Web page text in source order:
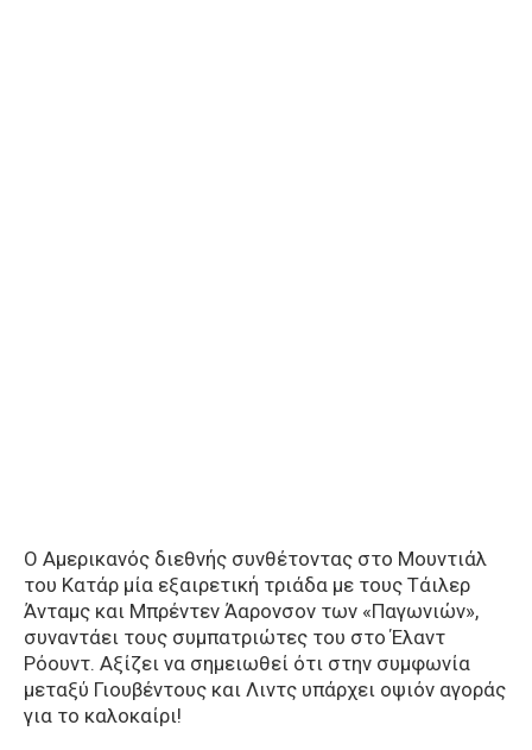
Ο Αμερικανός διεθνής συνθέτοντας στο Μουντιάλ
του Κατάρ μία εξαιρετική τριάδα με τους Τάιλερ
Άνταμς και Μπρέντεν Άαρονσον των «Παγωνιών»,
συναντάει τους συμπατριώτες του στο Έλαντ
Ρόουντ. Αξίζει να σημειωθεί ότι στην συμφωνία
μεταξύ Γιουβέντους και Λιντς υπάρχει οψιόν αγοράς
για το καλοκαίρι!